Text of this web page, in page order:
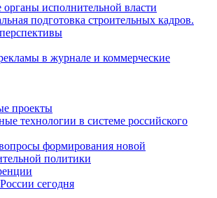
исполнительной власти
подготовка строительных кадров.
в журнале и коммерческие
проекты
технологии в системе российского
формирования новой
политики
сегодня